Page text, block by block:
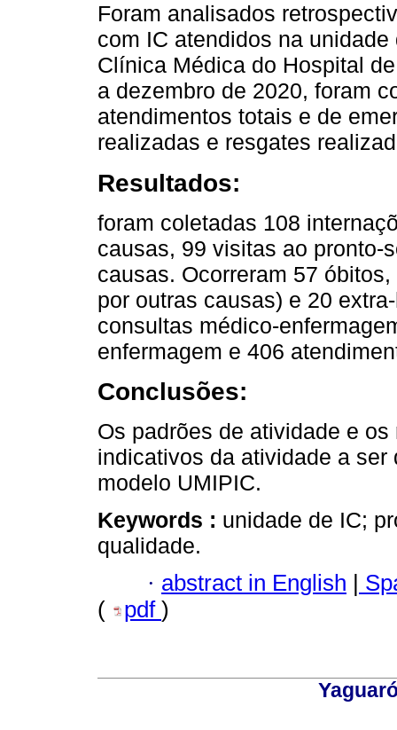
Foram analisados
com IC atendidos na
Clínica Médica do Hospital
a dezembro de 2020, foram
atendimentos totais e de
realizadas e resgates
Resultados:
foram coletadas 108
causas, 99 visitas ao pronto-
causas. Ocorreram 57
por outras causas) e 20
consultas médico-
enfermagem e 406
Conclusões:
Os padrões de atividade e
indicativos da atividade a
modelo UMIPIC.
Keywords : unidade de IC;
qualidade.
· abstract in English
(
pdf )